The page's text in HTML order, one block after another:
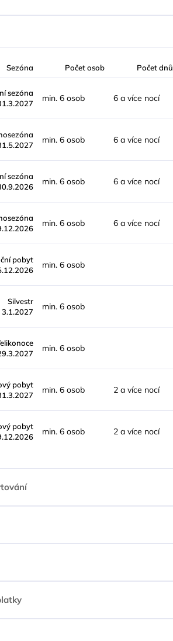
Sezóna Počet osob Počet dnů
sezóna
min. 6 osob 6 a více nocí
min. 6 osob 6 a více nocí
sezóna
min. 6 osob 6 a více nocí
min. 6 osob 6 a více nocí
pobyt
min. 6 osob
Silvestr
min. 6 osob
min. 6 osob
pobyt
min. 6 osob 2 a více nocí
pobyt
min. 6 osob 2 a více nocí